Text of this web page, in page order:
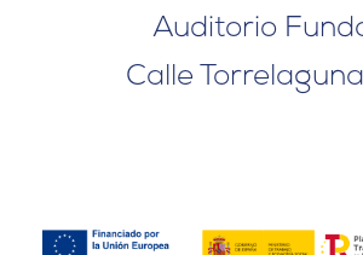
Auditorio
Calle